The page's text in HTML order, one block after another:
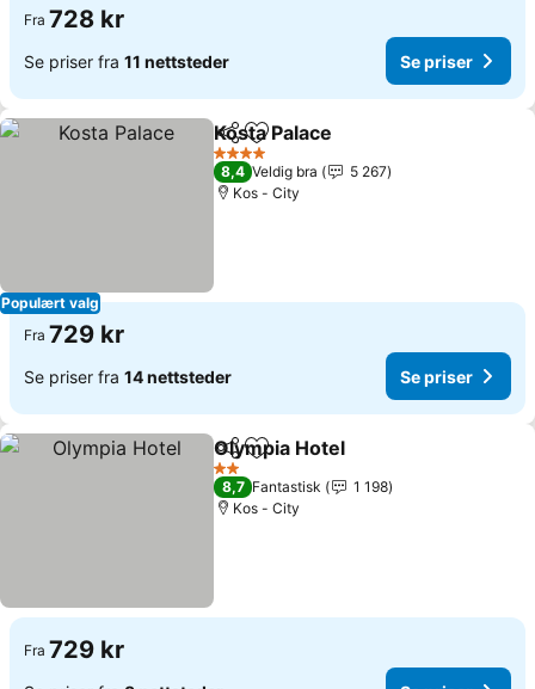
Fra 728 kr
Se priser fra 11 nettsteder Se priser
Populært valg
Del Legg til i favoritter
Kosta Palace
4 Stjerner
8,4 Veldig bra
5 267
Kos - City
Fra 729 kr
Se priser fra 14 nettsteder Se priser
Del Legg til i favoritter
Olympia Hotel
2 Stjerner
8,7 Fantastisk
1 198
Kos - City
Fra 729 kr